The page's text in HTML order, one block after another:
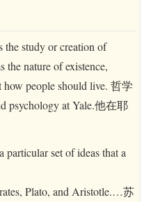
study or creation of
the nature of existence,
how people should live. 哲学
psychology at Yale.他在耶
set of ideas that a
Plato, and Aristotle.…苏